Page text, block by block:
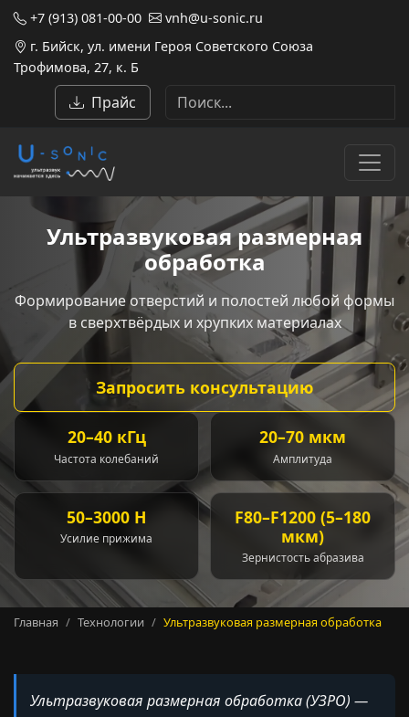
+7 (913) 081-00-00
vnh@u-sonic.ru
г. Бийск, ул. имени Героя Советского Союза
Трофимова, 27, к. Б
Прайс
Ультразвуковая размерная
обработка
Формирование отверстий и полостей любой формы
в сверхтвёрдых и хрупких материалах
Запросить консультацию
20–40 кГц
Частота колебаний
20–70 мкм
Амплитуда
50–3000 Н
Усилие прижима
F80–F1200 (5–180
мкм)
Зернистость абразива
Главная Технологии Ультразвуковая размерная обработка
Ультразвуковая размерная обработка (УЗРО) —